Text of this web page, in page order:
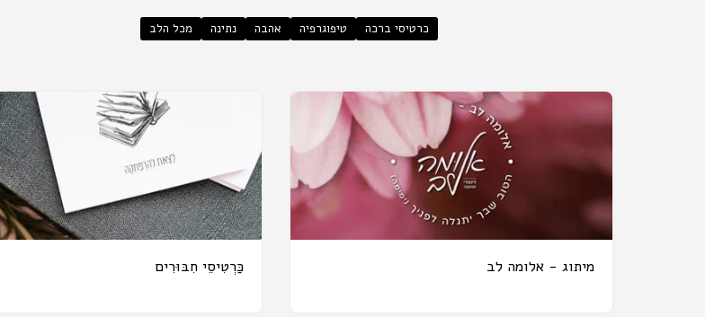
כרטיסי ברכה טיפוגרפיה אהבה נתינה מכל הלב
מיתוג - אלומה לב כַּרְטִיסֵי חִבּוּרִים